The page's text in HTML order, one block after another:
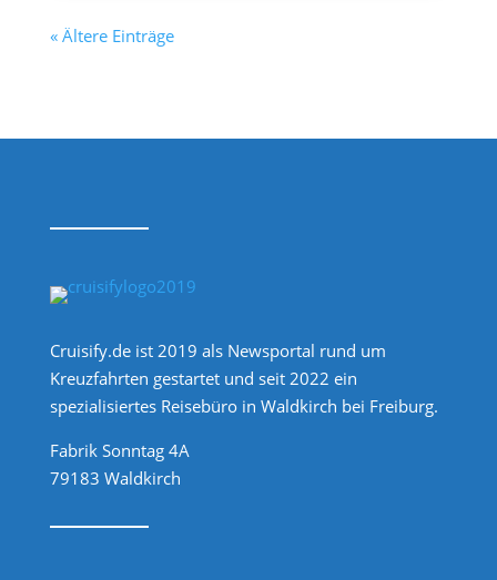
« Ältere Einträge
Cruisify.de ist 2019 als Newsportal rund um
Kreuzfahrten gestartet und seit 2022 ein
spezialisiertes Reisebüro in Waldkirch bei Freiburg.
Fabrik Sonntag 4A
79183 Waldkirch